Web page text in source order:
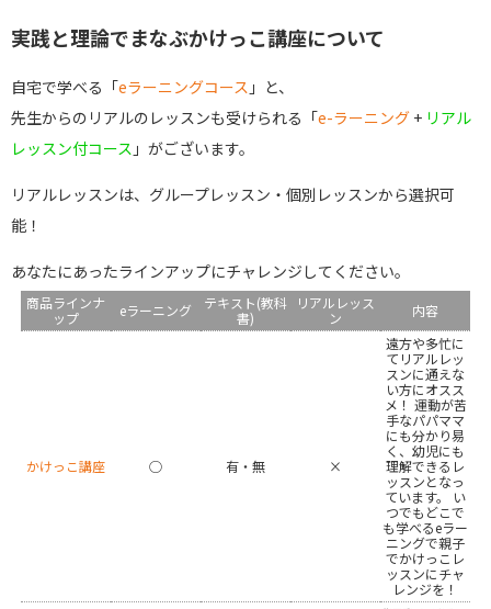
実践と理論でまなぶかけっこ講座について
自宅で学べる「eラーニングコース 」と、
先生からのリアルのレッスンも受けられる「e-ラーニング + リアル
レッスン付コース 」がございます。
リアルレッスンは、グループレッスン・個別レッスンから選択可
能！
あなたにあったラインアップにチャレンジしてください。
商品ラインナ
ップ
eラーニング
テキスト(教科
書)
リアルレッス
ン
内容
かけっこ講座 ◯ 有・無 ×
遠方や多忙に
てリアルレッ
スンに通えな
い方にオスス
メ！ 運動が苦
手なパパママ
にも分かり易
く、幼児にも
理解できるレ
ッスンとなっ
ています。 い
つでもどこで
も学べるeラー
ニングで親子
でかけっこレ
ッスンにチャ
レンジを！